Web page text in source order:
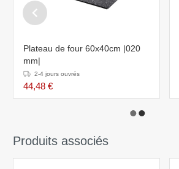
Plateau de four 60x40cm |020
mm|
2-4 jours ouvrés
44,48 €
Produits associés